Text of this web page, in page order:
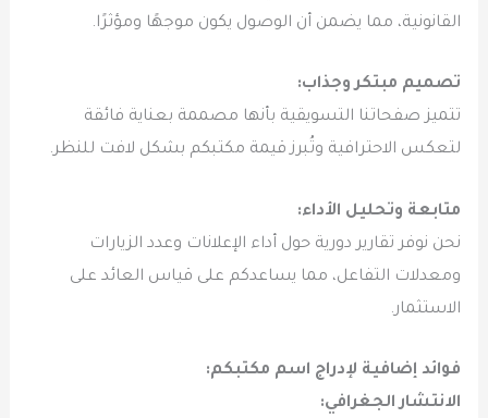
القانونية، مما يضمن أن الوصول يكون موجهًا ومؤثرًا.
تصميم مبتكر وجذاب:
تتميز صفحاتنا التسويقية بأنها مصممة بعناية فائقة
لتعكس الاحترافية وتُبرز قيمة مكتبكم بشكل لافت للنظر.
متابعة وتحليل الأداء:
نحن نوفر تقارير دورية حول أداء الإعلانات وعدد الزيارات
ومعدلات التفاعل، مما يساعدكم على قياس العائد على
الاستثمار.
فوائد إضافية لإدراج اسم مكتبكم:
الانتشار الجغرافي: